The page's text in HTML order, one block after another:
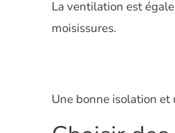
La ventilation est
moisissures.
Une bonne isolation